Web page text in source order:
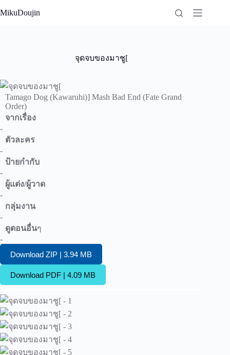
to
MikuDoujin
จุดจบของมาชู[
Tamago Dog (Kawaruhi)] Mash Bad End (Fate Grand
Order)
จากเรื่อง
-
ตัวละคร
-
ป้ายกำกับ
-
ผู้แต่ง/ผู้วาด
-
กลุ่มงาน
-
ดูตอนอื่นๆ
-
Download ZIP | 3.94 MB
Download PDF | 4.09 MB